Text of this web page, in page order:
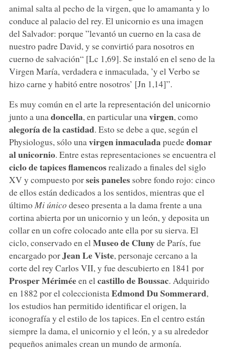
animal salta al pecho de la virgen, que lo amamanta y lo
conduce al palacio del rey. El unicornio es una imagen
del Salvador: porque ”levantó un cuerno en la casa de
nuestro padre David, y se convirtió para nosotros en
cuerno de salvación“ [Lc 1,69]. Se instaló en el seno de la
Virgen María, verdadera e inmaculada, ’y el Verbo se
hizo carne y habitó entre nosotros’ [Jn 1,14]”.
Es muy común en el arte la representación del unicornio
junto a unadoncella, en particular una virgen, como
alegoría de la castidad. Esto se debe a que, según el
Physiologus, sólo una virgen inmaculadapuededomar
al unicornio. Entre estas representaciones se encuentra el
ciclo de tapices flamencosrealizado a finales del siglo
XV y compuesto porseis paneles sobre fondo rojo: cinco
de ellos están dedicados a los sentidos, mientras que el
últimoMi únicodeseo presenta a la dama frente a una
cortina abierta por un unicornio y un león, y deposita un
collar en un cofre colocado ante ella por su sierva. El
ciclo, conservado en el Museo de Clunyde París, fue
encargado porJean Le Viste, personaje cercano a la
corte del rey Carlos VII, y fue descubierto en 1841 por
Prosper Mériméeen el castillo de Boussac. Adquirido
en 1882 por el coleccionista Edmond Du Sommerard,
los estudios han permitido identificar el origen, la
iconografía y el estilo de los tapices. En el centro están
siempre la dama, el unicornio y el león, y a su alrededor
pequeños animales crean un mundo de armonía.